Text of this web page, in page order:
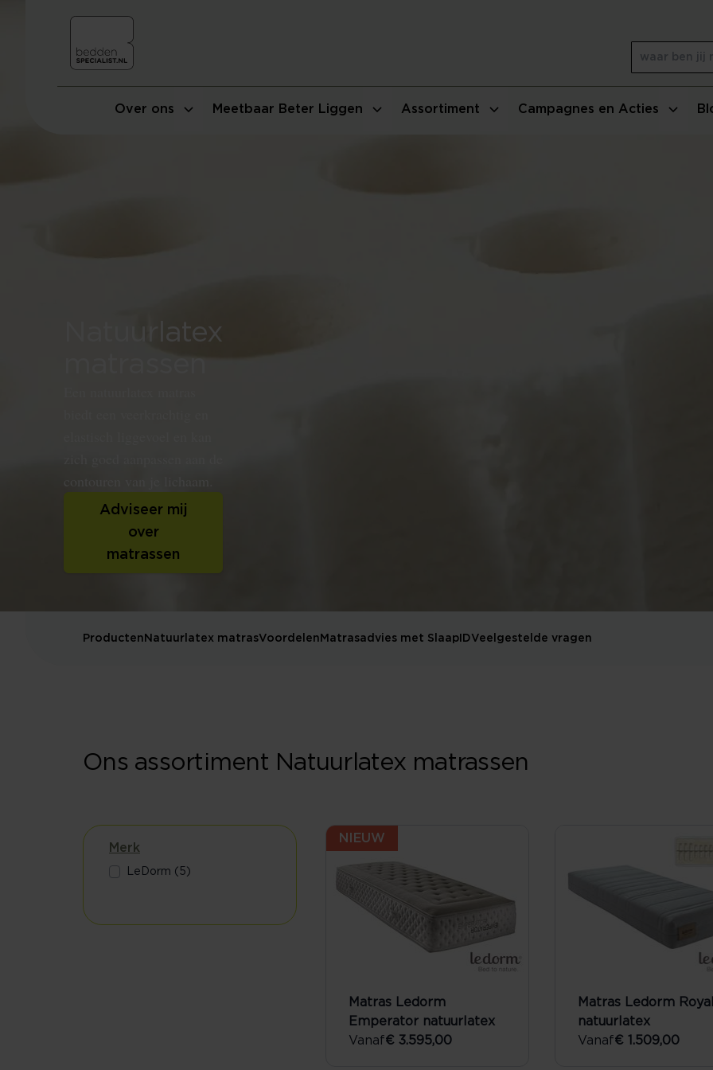
Over ons Meetbaar Beter Liggen Assortiment Campagnes en Acties
Natuurlatex
matrassen
Adviseer mij
over
matrassen
Producten Natuurlatex matrasVoordelen Matrasadvies met SlaapIDVeelgestelde vragen
Ons assortiment Natuurlatex matrassen
Merk
LeDorm (5)
NIEUW
Matras Ledorm
Emperator natuurlatex
Vanaf€ 3.595,00
Matras Ledorm
natuurlatex
Vanaf€ 1.509,00